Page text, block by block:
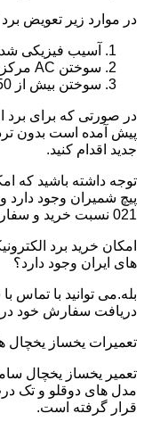
در موارد زیر تعویض برد اصلی
آسیب فیزیکی
سوختن AC مرکزی
سوختن بیش از 50% درصدی برد اصلی
در صورتی که برای برد
پیش آمده است بدون
جدید اقدام کنید.
توجه داشته باشید که
021 نسبت خرید و سفارش محصول خود اقدام کنید.
امکان خرید برد
های ایران وجود دارد؟
بله.می توانید با
دریافت سفارش خود در
تعمیرات یخساز
تعمیر یخساز یخچال
مدل های دوقلو و تک
قرار گرفته است.